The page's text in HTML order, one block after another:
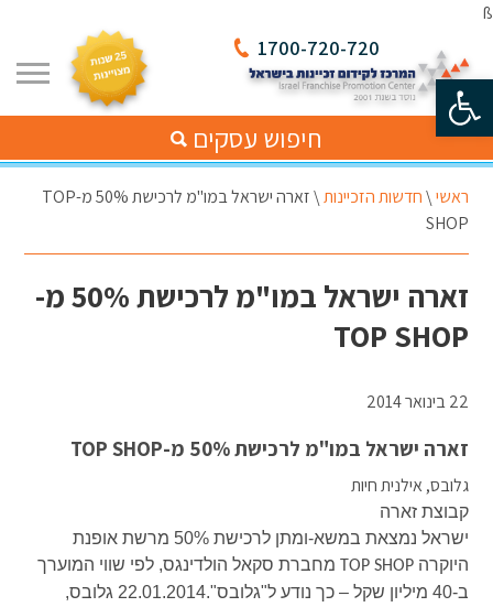
פתח סרגל נגישות
ß
1700-720-720
חיפוש עסקים
ראשי\חדשות הזכיינות\
זארה ישראל במו"מ לרכישת 50% מ-TOP
SHOP
זארה ישראל במו"מ לרכישת 50% מ-
TOP SHOP
22 בינואר 2014
זארה ישראל במו"מ לרכישת 50% מ-TOP SHOP
גלובס, אילנית חיות
קבוצת זארה
ישראל נמצאת במשא-ומתן לרכישת 50% מרשת אופנת
היוקרהTOP SHOP
מחברת סקאל הולדינגס, לפי שווי המוערך
ב-40 מיליון שקל – כך נודע ל"גלובס".
22.01.2014 גלובס,